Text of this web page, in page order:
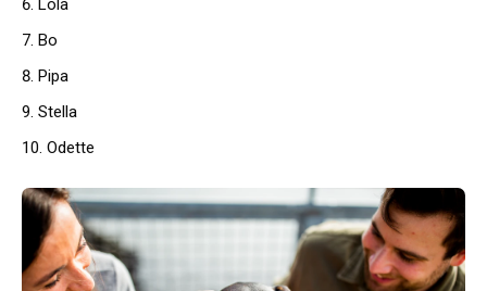
Lola
Bo
Pipa
Stella
Odette